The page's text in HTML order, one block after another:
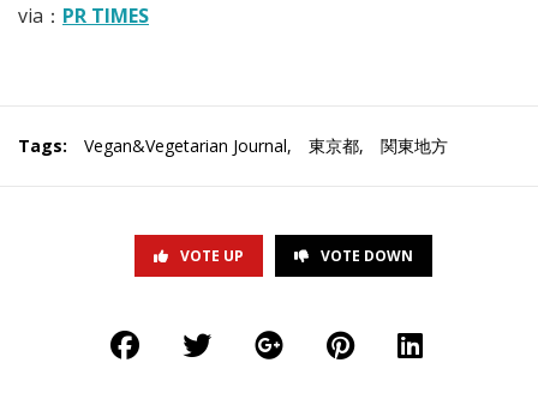
via： PR TIMES
Tags: Vegan&Vegetarian Journal, 東京都, 関東地方
VOTE UP VOTE DOWN